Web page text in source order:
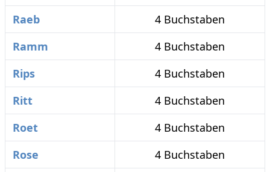
Raeb
4 Buchstaben
Ramm
4 Buchstaben
Rips
4 Buchstaben
Ritt
4 Buchstaben
Roet
4 Buchstaben
Rose
4 Buchstaben